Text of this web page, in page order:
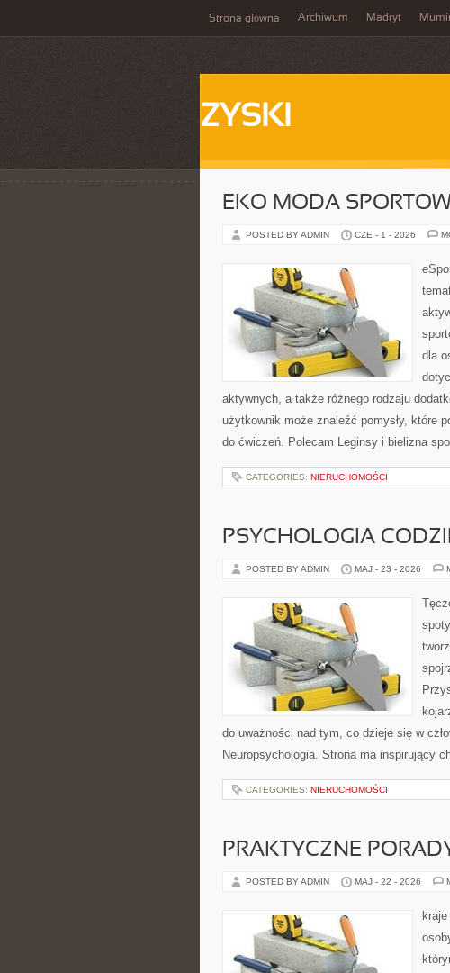
Strona główna Archiwum Madryt
ZYSKI
EKO MODA
POSTED BY ADMIN CZE - 1 - 2026
dla
aktywnych, a także różnego rodzaju
użytkownik może znaleźć pomysły, które
do ćwiczeń. Polecam Leginsy i bielizna
CATEGORIES: NIERUCHOMOŚCI
PSYCHOLOGIA
POSTED BY ADMIN MAJ - 23 - 2026
do uważności nad tym, co dzieje się w
Neuropsychologia. Strona ma inspirujący
CATEGORIES: NIERUCHOMOŚCI
PRAKTYCZNE
POSTED BY ADMIN MAJ - 22 - 2026